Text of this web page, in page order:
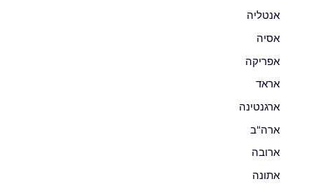
אנטליה
אסיה
אפריקה
אראד
ארגנטינה
ארה"ב
ארובה
אתונה